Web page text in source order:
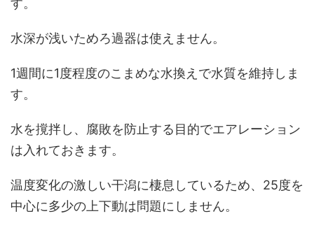
す。
水深が浅いためろ過器は使えません。
1週間に1度程度のこまめな水換えで水質を維持しま
す。
水を撹拌し、腐敗を防止する目的でエアレーション
は入れておきます。
温度変化の激しい干潟に棲息しているため、25度を
中心に多少の上下動は問題にしません。